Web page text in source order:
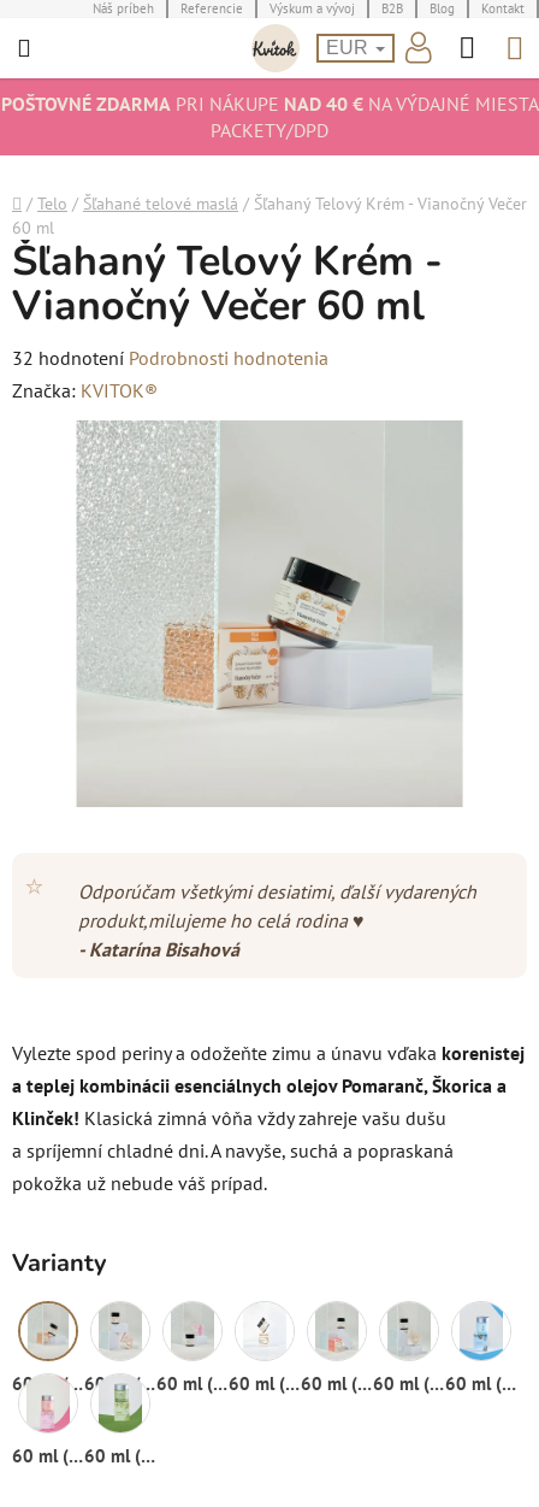
na
Náš príbeh Referencie Výskum a vývoj B2B Blog Kontakt
EUR
POŠTOVNÉ ZDARMAPRI NÁKUPE NAD 40 €NA VÝDAJNÉ MIESTA
PACKETY/DPD
Domov
/ Telo / Šľahané telové maslá / Šľahaný Telový Krém - Vianočný Večer
60 ml
⭐
Odporúčam všetkými desiatimi, ďalší vydarených
produkt,milujeme ho celá rodina ♥️
- Katarína Bisahová
Vylezte spod periny a odožeňte zimu a únavu vďaka korenistej
a teplej kombinácii esenciálnych olejov Pomaranč, Škorica a
Klinček! Klasická zimná vôňa vždy zahreje vašu dušu
a spríjemní chladné dni. A navyše, suchá a popraskaná
pokožka už nebude váš prípad.
Varianty
60 ml (sklenený téglik) 60 ml (sklenený téglik) 60 ml (sklenený téglik) 60 ml (sklenený téglik) 60 ml (sklenený téglik) 60 ml (sklenený téglik) 60 ml (sklenený téglik)
60 ml (sklenený téglik) 60 ml (sklenený téglik)
Šľahaný Telový Krém -
Vianočný Večer 60 ml
Priemerné
hodnotenie
produktu
hviezdičiek.
32 hodnotení Podrobnosti hodnotenia
Značka: KVITOK®